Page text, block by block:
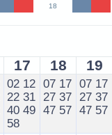
18
17 18 19
02 12
22 31
40 49
58
07 17
27 37
47 57
07 17
27 37
47 57